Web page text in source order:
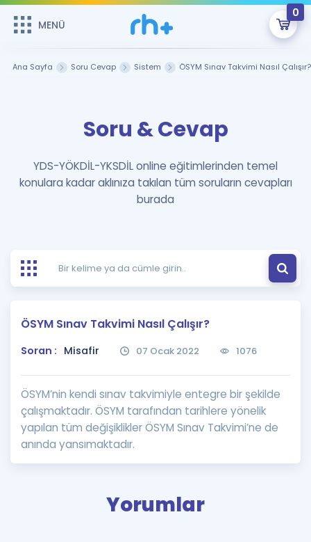
MENÜ
0
Şifremi Hatırlamıyorum
GİRİŞ YAP
Remzi Hoca ile seni sınava hazırlayacak onlarca eğitim seni
bekliyor!
MENÜ
Çalışma Paketleri
Kitaplar ve Kaynaklar
Ücretsiz Kaynaklar
Puan Hesaplama
Rehberlik Aracı
ÖSYM Sınav Takvimi
Kampanyalar
Blog
Blog
İngilizce Gramer
Hakkımızda
Ana Sayfa Soru Cevap Sistem ÖSYM Sınav Takvimi Nasıl Çalışır?
Soru & Cevap
YDS-YÖKDİL-YKSDİL online eğitimlerinden temel
konulara kadar aklınıza takılan tüm soruların cevapları
burada
ÖSYM Sınav Takvimi Nasıl Çalışır?
Soran : Misafir 07 Ocak 2022 1076
ÖSYM’nin kendi sınav takvimiyle entegre bir şekilde
çalışmaktadır. ÖSYM tarafından tarihlere yönelik
yapılan tüm değişiklikler ÖSYM Sınav Takvimi’ne de
anında yansımaktadır.
Yorumlar